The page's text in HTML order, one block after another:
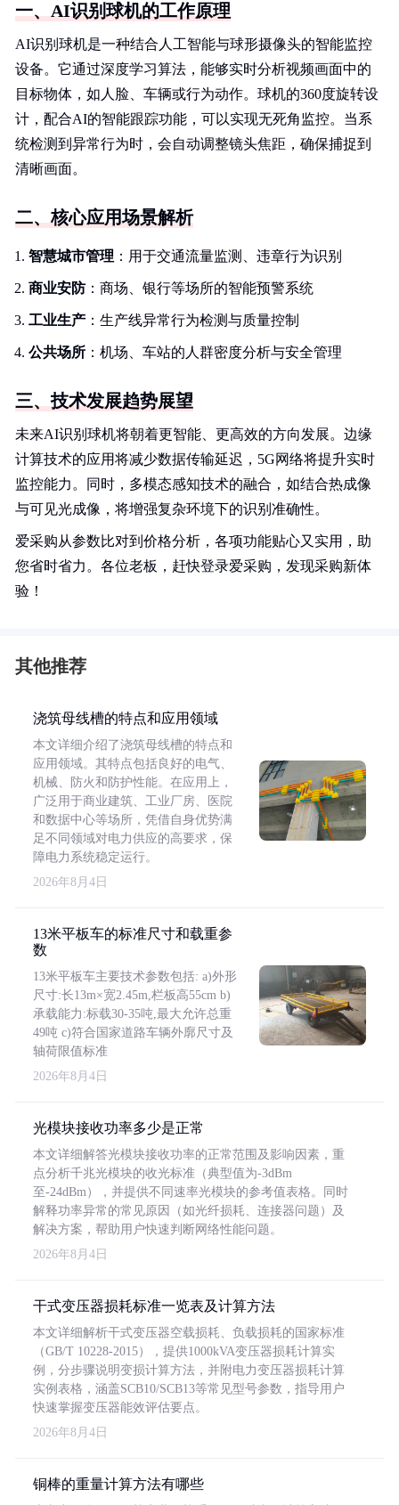
一、AI识别球机的工作原理
AI识别球机是一种结合人工智能与球形摄像头的智能监控
设备。它通过深度学习算法，能够实时分析视频画面中的
目标物体，如人脸、车辆或行为动作。球机的360度旋转设
计，配合AI的智能跟踪功能，可以实现无死角监控。当系
统检测到异常行为时，会自动调整镜头焦距，确保捕捉到
清晰画面。
二、核心应用场景解析
智慧城市管理 ：用于交通流量监测、违章行为识别
商业安防：商场、银行等场所的智能预警系统
工业生产 ：生产线异常行为检测与质量控制
公共场所 ：机场、车站的人群密度分析与安全管理
三、技术发展趋势展望
未来AI识别球机将朝着更智能、更高效的方向发展。边缘
计算技术的应用将减少数据传输延迟，5G网络将提升实时
监控能力。同时，多模态感知技术的融合，如结合热成像
与可见光成像，将增强复杂环境下的识别准确性。
爱采购从参数比对到价格分析，各项功能贴心又实用，助
您省时省力。各位老板，赶快登录爱采购，发现采购新体
验！
其他推荐
浇筑母线槽的特点和应用领域
本文详细介绍了浇筑母线槽的特点和
应用领域。其特点包括良好的电气、
机械、防火和防护性能。在应用上，
广泛用于商业建筑、工业厂房、医院
和数据中心等场所，凭借自身优势满
足不同领域对电力供应的高要求，保
障电力系统稳定运行。
2026年8月4日
13米平板车的标准尺寸和载重参
数
13米平板车主要技术参数包括: a)外形
尺寸:长13m×宽2.45m,栏板高55cm b)
承载能力:标载30-35吨,最大允许总重
49吨 c)符合国家道路车辆外廓尺寸及
轴荷限值标准
2026年8月4日
光模块接收功率多少是正常
本文详细解答光模块接收功率的正常范围及影响因素，重
点分析千兆光模块的收光标准（典型值为-3dBm
至-24dBm），并提供不同速率光模块的参考值表格。同时
解释功率异常的常见原因（如光纤损耗、连接器问题）及
解决方案，帮助用户快速判断网络性能问题。
2026年8月4日
干式变压器损耗标准一览表及计算方法
本文详细解析干式变压器空载损耗、负载损耗的国家标准
（GB/T 10228-2015），提供1000kVA变压器损耗计算实
例，分步骤说明变损计算方法，并附电力变压器损耗计算
实例表格，涵盖SCB10/SCB13等常见型号参数，指导用户
快速掌握变压器能效评估要点。
2026年8月4日
铜棒的重量计算方法有哪些